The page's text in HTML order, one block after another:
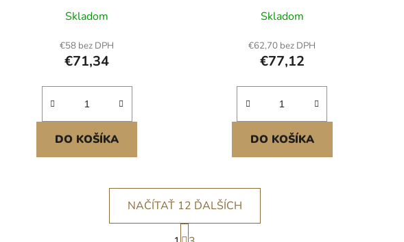
Skladom
€58 bez DPH
€71,34
DO KOŠÍKA
Skladom
€62,70 bez DPH
€77,12
DO KOŠÍKA
NAČÍTAŤ 12 ĎALŠÍCH
S